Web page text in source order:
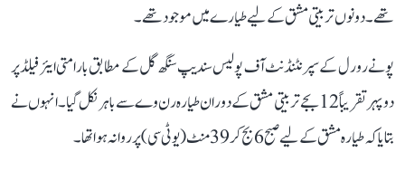
تھے۔ دونوں تربیتی مشق کے لیے طیارے میں موجود تھے۔
پونے رورل کے سپرنٹنڈنٹ آف پولیس سندیپ سنگھ گل کے مطابق بارامتی ایئر فیلڈ پر
دوپہر تقریباً 12 بجے تربیتی مشق کے دوران طیارہ رن وے سے باہر نکل گیا۔ انہوں نے
بتایا کہ طیارہ مشق کے لیے صبح 6 بج کر 39 منٹ (یو ٹی سی) پر روانہ ہوا تھا۔